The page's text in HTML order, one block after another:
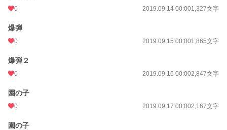
0 2019.09.14 00:001,327文字
爆弾
0 2019.09.15 00:001,865文字
爆弾２
0 2019.09.16 00:002,847文字
園の子
0 2019.09.17 00:002,167文字
園の子